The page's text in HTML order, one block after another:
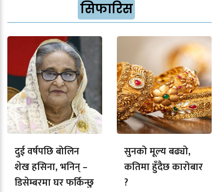
सिफारिस
दुई वर्षपछि बोलिन
शेख हसिना, भनिन् –
डिसेम्बरमा घर फर्किन्छु
सुनको मूल्य बढ्यो,
कतिमा हुँदैछ कारोबार
?